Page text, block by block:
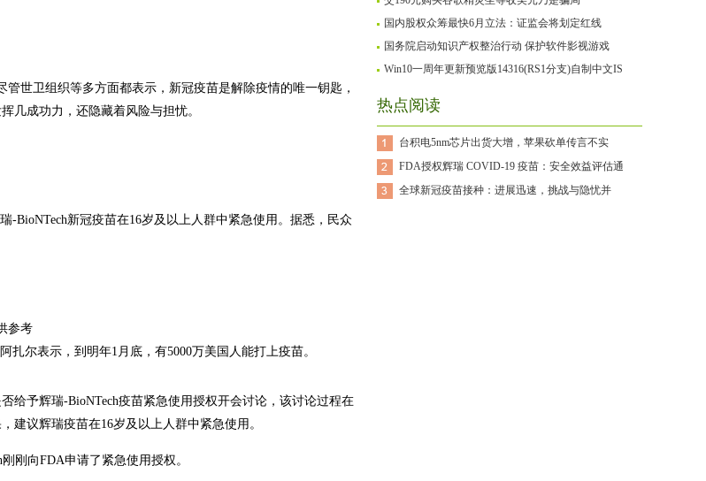
世卫组织等多方面都表示，新冠疫苗是解除疫情的唯一钥匙，
几成功力，还隐藏着风险与担忧。
-BioNTech新冠疫苗在16岁及以上人群中紧急使用。据悉，民众
参考
尔表示，到明年1月底，有5000万美国人能打上疫苗。
给予辉瑞-BioNTech疫苗紧急使用授权开会讨论，该讨论过程在
建议辉瑞疫苗在16岁及以上人群中紧急使用。
刚向FDA申请了紧急使用授权。
国内股权众筹最快6月立法：证监会将划定红线
国务院启动知识产权整治行动 保护软件影视游戏
Win10一周年更新预览版14316(RS1分支)自制中文IS
热点阅读
台积电5nm芯片出货大增，苹果砍单传言不实
FDA授权辉瑞 COVID-19 疫苗：安全效益评估通
全球新冠疫苗接种：进展迅速，挑战与隐忧并